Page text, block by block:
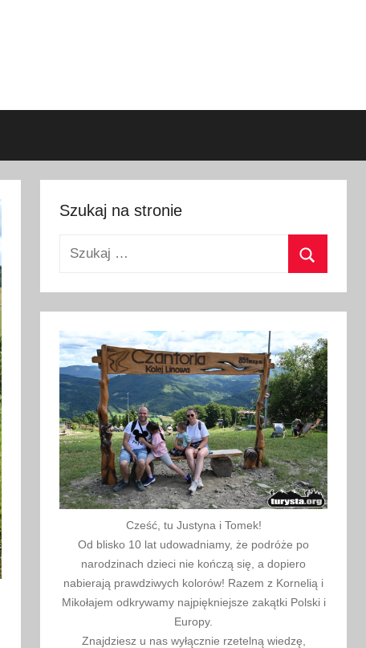
Szukaj na stronie
Szukaj:
Cześć, tu Justyna i Tomek!
Od blisko 10 lat udowadniamy, że podróże po
narodzinach dzieci nie kończą się, a dopiero
nabierają prawdziwych kolorów! Razem z Kornelią i
Mikołajem odkrywamy najpiękniejsze zakątki Polski i
Europy.
Znajdziesz u nas wyłącznie rzetelną wiedzę,